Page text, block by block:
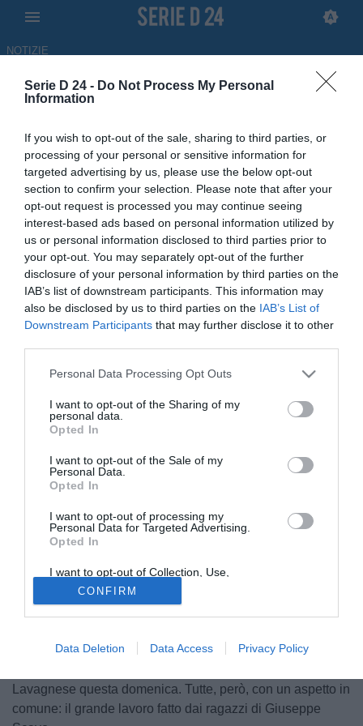
Serie D 24 - Do Not Process My Personal
Information
If you wish to opt-out of the sale, sharing to third parties, or
processing of your personal or sensitive information for
targeted advertising by us, please use the below opt-out
section to confirm your selection. Please note that after your
opt-out request is processed you may continue seeing
interest-based ads based on personal information utilized by
us or personal information disclosed to third parties prior to
your opt-out. You may separately opt-out of the further
disclosure of your personal information by third parties on the
IAB’s list of downstream participants. This information may
also be disclosed by us to third parties on the IAB’s List of
Downstream Participants that may further disclose it to other
Personal Data Processing Opt Outs
I want to opt-out of the Sharing of my
personal data.
Opted In
I want to opt-out of the Sale of my
Personal Data.
Opted In
I want to opt-out of processing my
Personal Data for Targeted Advertising.
Opted In
I want to opt-out of Collection, Use,
Retention, Sale, and/or Sharing of my
Personal Data that Is Unrelated with the
Purposes for which it was collected.
Opted Out
CONFIRM
Data Deletion Data Access Privacy Policy
NOTIZIE
Rinascita Club Milano: ora la
salvezza diretta è davvero
fattibile
01.04.2026 09:09 di Francesco Alessandro
Balducci
Tre vittorie nelle ultime tre ed una classifica che sorride ai
biancorossi allenati da Scavo, che ora sognano la salvezza diretta.
Credit: Club Milano
Nelle ultime tre giornate il Club Milano ha cambiato
qualità. Dopo un filotto di cinque sconfitte tra la
ventiduesima e la ventiseiesima giornata, i milanesi hanno
loro: 2-1 in rimonta contro il Gozzano, 2-0 di controllo
Lavagnese questa domenica. Tutte, però, con un aspetto in
comune: il grande lavoro fatto dai ragazzi di Giuseppe